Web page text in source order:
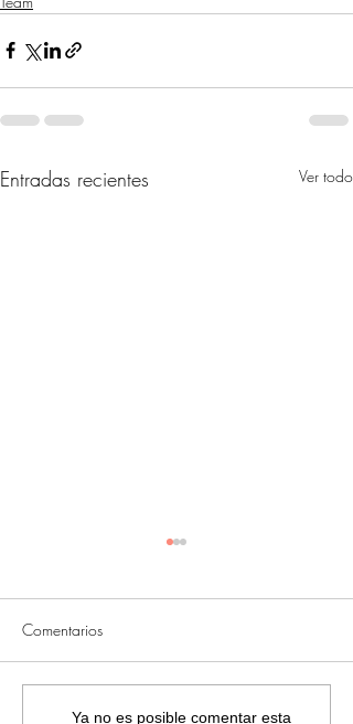
Entradas recientes Ver todo
Comentarios
Ya no es posible comentar esta